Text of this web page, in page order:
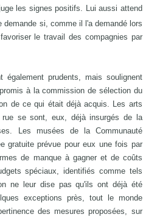
juge les signes positifs. Lui aussi attend
demande si, comme il l'a demandé lors
le travail des compagnies par
également prudents, mais soulignent
à la commission de sélection du
de ce qui était déjà acquis. Les arts
se sont, eux, déjà insurgés de la
Les musées de la Communauté
gratuite prévue pour eux une fois par
de manque à gagner et de coûts
spéciaux, identifiés comme tels
ne leur dise pas qu'ils ont déjà été
exceptions près, tout le monde
des mesures proposées, sur